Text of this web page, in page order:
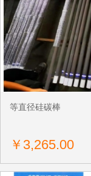
窖井盖板
等直径硅碳棒
￥3,265.00